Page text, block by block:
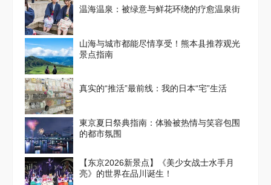
温海温泉：被绿意与鲜花环绕的疗愈温泉街
山海与城市都能尽情享受！熊本县推荐观光
景点指南
真实的“推活”最前线：我的日本“宅”生活
東京夏日祭典指南：体验被热情与笑容包围
的都市氛围
【东京2026新景点】《美少女战士水手月
亮》的世界在品川诞生！